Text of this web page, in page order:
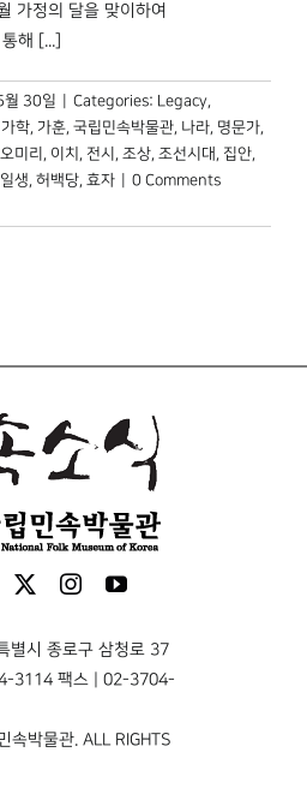
가정의 달을 맞이하여
해 [...]
30일 Categories: Legacy,
가학, 가훈, 국립민속박물관, 나라, 명문가,
오미리 , 이치 , 전시 , 조상, 조선시대 , 집안,
생, 허백당, 효자
0 Comments
별시 종로구 삼청로 37
3114 팩스 | 02-3704-
박물관. ALL RIGHTS